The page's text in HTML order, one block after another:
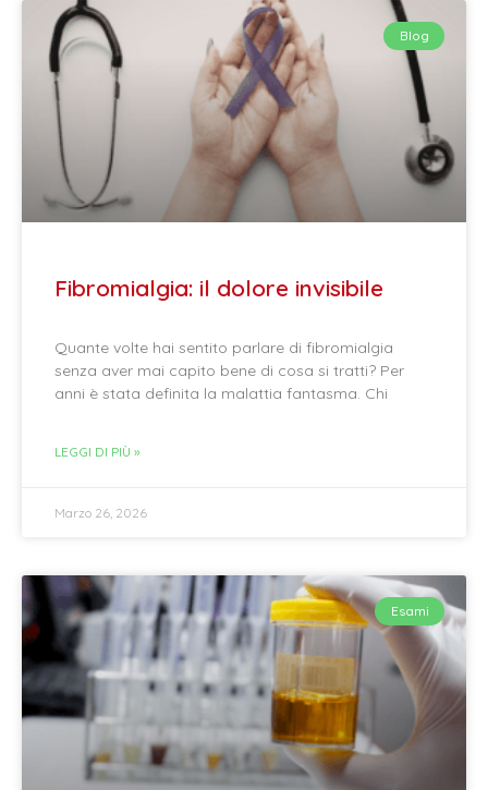
Blog
Fibromialgia: il dolore invisibile
Quante volte hai sentito parlare di fibromialgia
senza aver mai capito bene di cosa si tratti? Per
anni è stata definita la malattia fantasma. Chi
LEGGI DI PIÙ »
Marzo 26, 2026
Esami